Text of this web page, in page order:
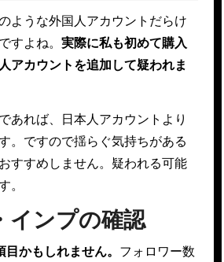
ような外国人アカウントだらけ
すよね。 実際に私も初めて購入
アカウントを追加して疑われま
あれば、日本人アカウントより
。ですので揺らぐ気持ちがある
すすめしません。疑われる可能
。
インプの確認
かもしれません。 フォロワー数